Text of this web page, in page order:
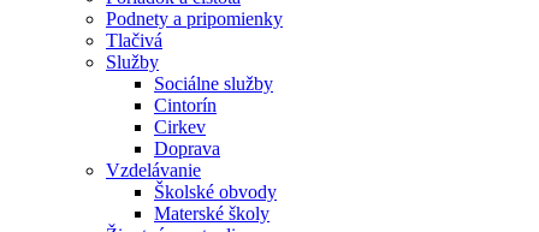
Podnety a pripomienky
Tlačivá
Služby
Sociálne služby
Cintorín
Cirkev
Doprava
Vzdelávanie
Školské obvody
Materské školy